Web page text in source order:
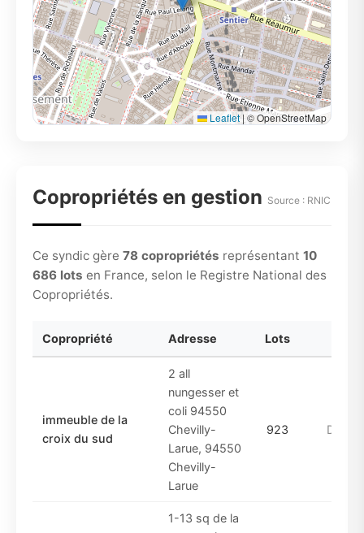
Leaflet |© OpenStreetMap
Copropriétés en gestion Source : RNIC
Ce syndic gère 78 copropriétés représentant 10
686 lots en France, selon le Registre National des
Copropriétés.
Copropriété Adresse Lots
immeuble de la
croix du sud
2 all
nungesser et
coli 94550
Chevilly-
Larue, 94550
Chevilly-
Larue
923
1-13 sq de la